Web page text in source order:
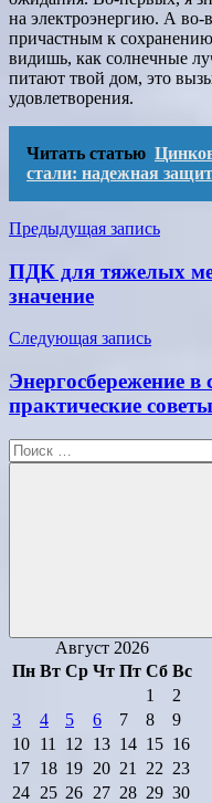
на электроэнергию. А во-
причастным к
видишь, как солнечные
питают твой дом, это
удовлетворения.
Читать статью
стали: надежная
Навигация
по
записям
Предыдущая запись
ПДК для тяжелых
значение
Следующая запись
Энергосбережение
практические
Поиск
для:
Август 2026
Пн Вт Ср Чт Пт Сб Вс
1
2
3
4 5 6 7 8
9
10 11 12 13 14 15 16
17 18 19 20 21 22 23
24 25 26 27 28 29 30